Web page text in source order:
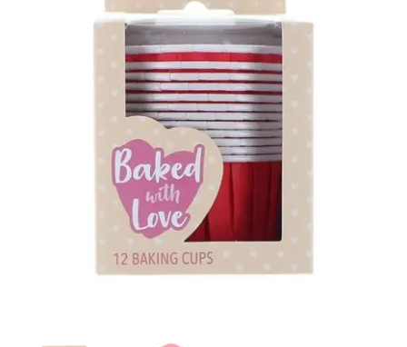
Tematyczne
Ozdoby na tort weselny